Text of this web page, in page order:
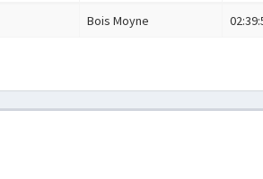
Bois Moyne